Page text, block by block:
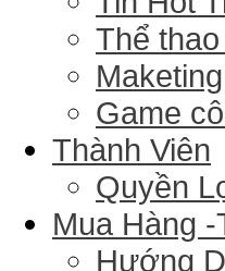
Thể
Maketing
Game
Thành Viên
Quyền
Mua Hàng -
Hướng